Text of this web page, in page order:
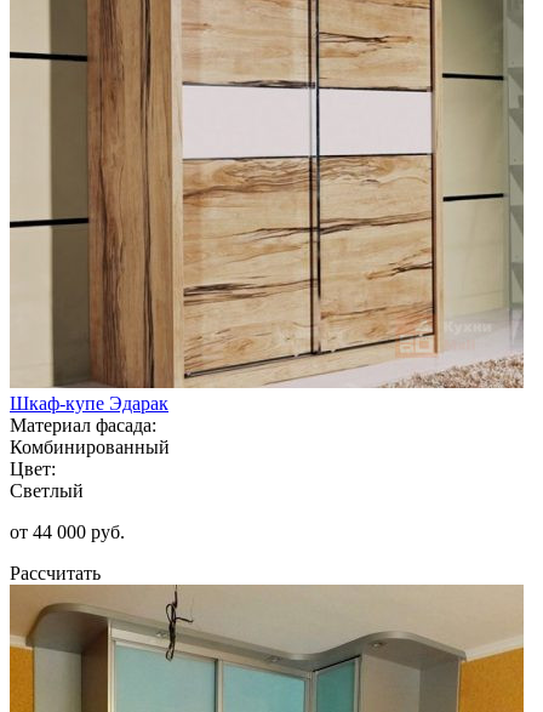
Шкаф-купе Эдарак
Материал фасада:
Комбинированный
Цвет:
Светлый
от 44 000 руб.
Рассчитать